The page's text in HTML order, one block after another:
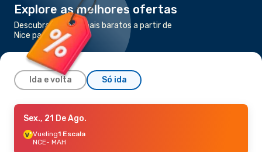
Explore as melhores ofertas
Descubra os voos mais baratos a partir de
Nice para Minorca
Ida e volta Só ida
Qui., 27 De Ago.
Vueling1 Escala
NCE- MAH
Sex., 21 De Ago.
Vueling1 Escala
NCE- MAH